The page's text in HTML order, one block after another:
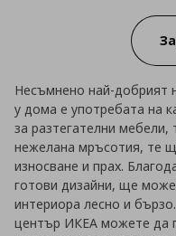
Несъмнено най-добрият
у дома е употребата на
за разтегателни
нежелана мръсотия, те
износване и прах.
готови дизайни, ще
интериора лесно и
център ИКЕА можете да